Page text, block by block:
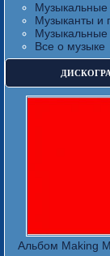
Музыкальные
Музыканты и
Музыкальные
Все о музыке
Альбом Making